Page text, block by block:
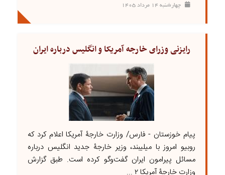
چهارشنبه ۱۴ مرداد ۱۴۰۵
رایزنی وزرای خارجه آمریکا و انگلیس درباره ایران
پیام خوزستان - فارس/ وزارت خارجۀ آمریکا اعلام کرد که
روبیو امروز با میلیبند، وزیر خارجۀ جدید انگلیس درباره
مسائل پیرامون ایران گفت‌وگو کرده است. طبق گزارش
وزارت خارجۀ آمریکا ۲ ...